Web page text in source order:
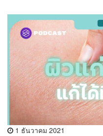
1 ธันวาคม 2021